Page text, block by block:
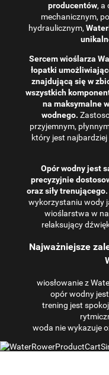
producentów, a
mechanicznym,
hydraulicznym,
Sercem wioślarza
łopatki
znajdującą się w
wszystkich
na maksymalne
wodnego.
przyjemnym,
który jest
Opór wodny jest
precyzyjnie
oraz siły trenującego.
wykorzystaniu wody
wioślarstwa w
relaksujący
Najważniejsze
wiosłowanie z
opór wodny
trening jest
woda nie wykazuje